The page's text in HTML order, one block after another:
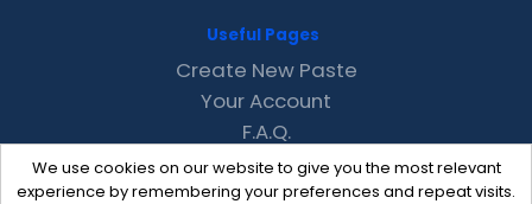
We use cookies on our website to give you the most relevant
experience by remembering your preferences and repeat visits.
Useful Pages
Create New Paste
Your Account
F.A.Q.
Recent
Contact